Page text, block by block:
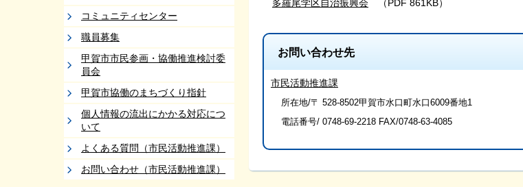
コミュニティセンター
職員募集
甲賀市市民参画・協働推進検討委
員会
甲賀市協働のまちづくり指針
個人情報の流出にかかる対応につ
いて
よくある質問（市民活動推進課）
お問い合わせ（市民活動推進課）
多羅尾学区自治振興会 （PDF 861KB）
お問い合わせ先
市民活動推進課
所在地/〒 528-8502甲賀市水口町水口6009番地1
電話番号/ 0748-69-2218 FAX/0748-63-4085